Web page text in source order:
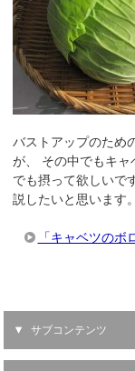
バストアップのため
が、 その中でもキ
でも摂って欲しいで
説したいと思います。
「キャベツの
サブコンテンツ